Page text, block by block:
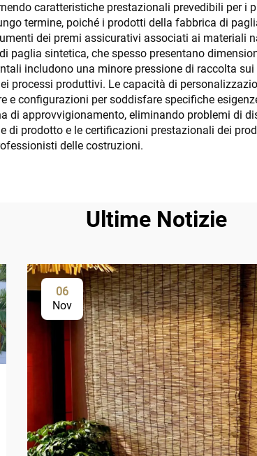
caratteristiche prestazionali prevedibili per i
termine, poiché i prodotti della fabbrica di
dei premi assicurativi associati ai
paglia sintetica, che spesso presentano
includono una minore pressione di raccolta
processi produttivi. Le capacità di
e configurazioni per soddisfare specifiche
di approvvigionamento, eliminando problemi di
di prodotto e le certificazioni prestazionali dei
delle costruzioni.
Ultime Notizie
06
Nov